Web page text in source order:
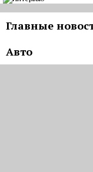
Главные
Авто